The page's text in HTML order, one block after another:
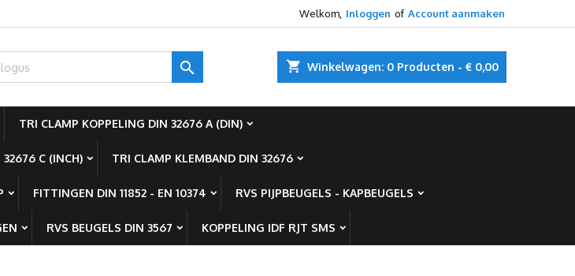
Welkom, Inloggen of Account aanmaken
shopping_cart Winkelwagen: 0 Producten - € 0,00

TRI CLAMP KOPPELING DIN 32676 A (DIN)
C (INCH) TRI CLAMP KLEMBAND DIN 32676
FITTINGEN DIN 11852 - EN 10374 RVS PIJPBEUGELS - KAPBEUGELS
RVS BEUGELS DIN 3567 KOPPELING IDF RJT SMS
Maak een verlanglijst
in uw verlanglijst op te slaan.